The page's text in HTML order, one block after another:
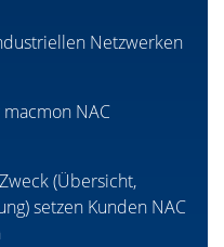
Netzwerken
NAC
(Übersicht,
setzen Kunden NAC